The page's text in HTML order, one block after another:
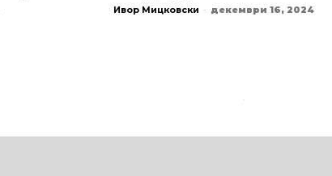
Ивор Мицковски - декември 16, 2024